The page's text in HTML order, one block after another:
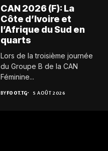
CAN 2026 (F): La
Côte d’Ivoire et
l’Afrique du Sud en
quarts
Lors de la troisième journée
du Groupe B de la CAN
Féminine...
BYFOOT.TG 5 AOÛT 2026